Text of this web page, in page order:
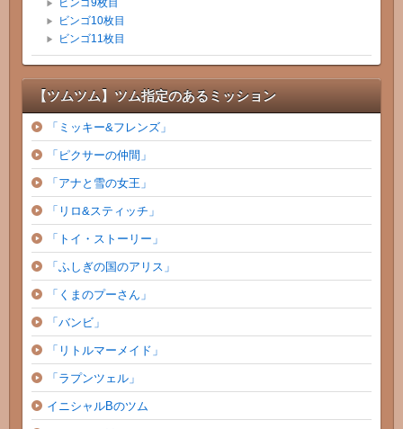
ビンゴ9枚目
ビンゴ10枚目
ビンゴ11枚目
【ツムツム】ツム指定のあるミッション
「ミッキー&フレンズ」
「ピクサーの仲間」
「アナと雪の女王」
「リロ&スティッチ」
「トイ・ストーリー」
「ふしぎの国のアリス」
「くまのプーさん」
「バンビ」
「リトルマーメイド」
「ラプンツェル」
イニシャルBのツム